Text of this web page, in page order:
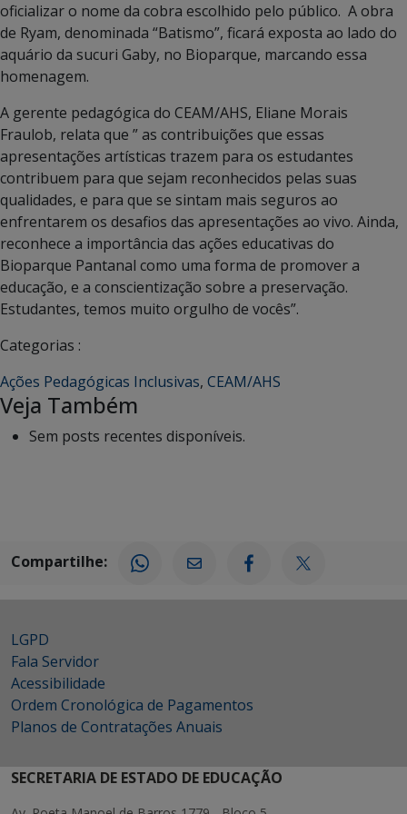
oficializar o nome da cobra escolhido pelo público. A obra
de Ryam, denominada “Batismo”, ficará exposta ao lado do
aquário da sucuri Gaby, no Bioparque, marcando essa
homenagem.
A gerente pedagógica do CEAM/AHS, Eliane Morais
Fraulob, relata que ” as contribuições que essas
apresentações artísticas trazem para os estudantes
contribuem para que sejam reconhecidos pelas suas
qualidades, e para que se sintam mais seguros ao
enfrentarem os desafios das apresentações ao vivo. Ainda,
reconhece a importância das ações educativas do
Bioparque Pantanal como uma forma de promover a
educação, e a conscientização sobre a preservação.
Estudantes, temos muito orgulho de vocês”.
Categorias :
Ações Pedagógicas Inclusivas, CEAM/AHS
Veja Também
Sem posts recentes disponíveis.
Compartilhe:
LGPD
Fala Servidor
Acessibilidade
Ordem Cronológica de Pagamentos
Planos de Contratações Anuais
SECRETARIA DE ESTADO DE EDUCAÇÃO